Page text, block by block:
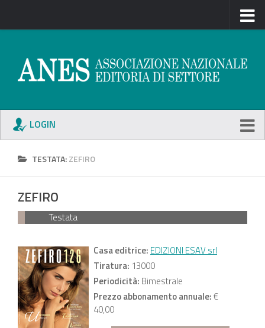
LOGIN
TESTATA:ZEFIRO
ZEFIRO
Testata
Casa editrice: EDIZIONI ESAV srl
Tiratura: 13000
Periodicità: Bimestrale
Prezzo abbonamento annuale:€
40,00